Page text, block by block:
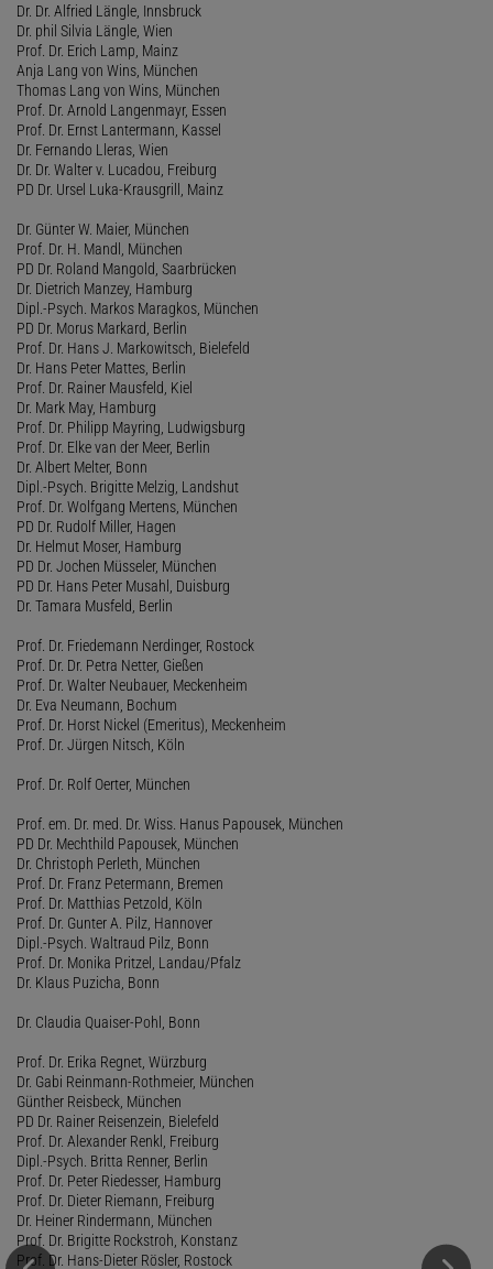
Dr. Dr. Alfried Längle, Innsbruck
Dr. phil Silvia Längle, Wien
Prof. Dr. Erich Lamp, Mainz
Anja Lang von Wins, München
Thomas Lang von Wins, München
Prof. Dr. Arnold Langenmayr, Essen
Prof. Dr. Ernst Lantermann, Kassel
Dr. Fernando Lleras, Wien
Dr. Dr. Walter v. Lucadou, Freiburg
PD Dr. Ursel Luka-Krausgrill, Mainz
Dr. Günter W. Maier, München
Prof. Dr. H. Mandl, München
PD Dr. Roland Mangold, Saarbrücken
Dr. Dietrich Manzey, Hamburg
Dipl.-Psych. Markos Maragkos, München
PD Dr. Morus Markard, Berlin
Prof. Dr. Hans J. Markowitsch, Bielefeld
Dr. Hans Peter Mattes, Berlin
Prof. Dr. Rainer Mausfeld, Kiel
Dr. Mark May, Hamburg
Prof. Dr. Philipp Mayring, Ludwigsburg
Prof. Dr. Elke van der Meer, Berlin
Dr. Albert Melter, Bonn
Dipl.-Psych. Brigitte Melzig, Landshut
Prof. Dr. Wolfgang Mertens, München
PD Dr. Rudolf Miller, Hagen
Dr. Helmut Moser, Hamburg
PD Dr. Jochen Müsseler, München
PD Dr. Hans Peter Musahl, Duisburg
Dr. Tamara Musfeld, Berlin
Prof. Dr. Friedemann Nerdinger, Rostock
Prof. Dr. Dr. Petra Netter, Gießen
Prof. Dr. Walter Neubauer, Meckenheim
Dr. Eva Neumann, Bochum
Prof. Dr. Horst Nickel (Emeritus), Meckenheim
Prof. Dr. Jürgen Nitsch, Köln
Prof. Dr. Rolf Oerter, München
Prof. em. Dr. med. Dr. Wiss. Hanus Papousek, München
PD Dr. Mechthild Papousek, München
Dr. Christoph Perleth, München
Prof. Dr. Franz Petermann, Bremen
Prof. Dr. Matthias Petzold, Köln
Prof. Dr. Gunter A. Pilz, Hannover
Dipl.-Psych. Waltraud Pilz, Bonn
Prof. Dr. Monika Pritzel, Landau/Pfalz
Dr. Klaus Puzicha, Bonn
Dr. Claudia Quaiser-Pohl, Bonn
Prof. Dr. Erika Regnet, Würzburg
Dr. Gabi Reinmann-Rothmeier, München
Günther Reisbeck, München
PD Dr. Rainer Reisenzein, Bielefeld
Prof. Dr. Alexander Renkl, Freiburg
Dipl.-Psych. Britta Renner, Berlin
Prof. Dr. Peter Riedesser, Hamburg
Prof. Dr. Dieter Riemann, Freiburg
Dr. Heiner Rindermann, München
Prof. Dr. Brigitte Rockstroh, Konstanz
Prof. Dr. Hans-Dieter Rösler, Rostock